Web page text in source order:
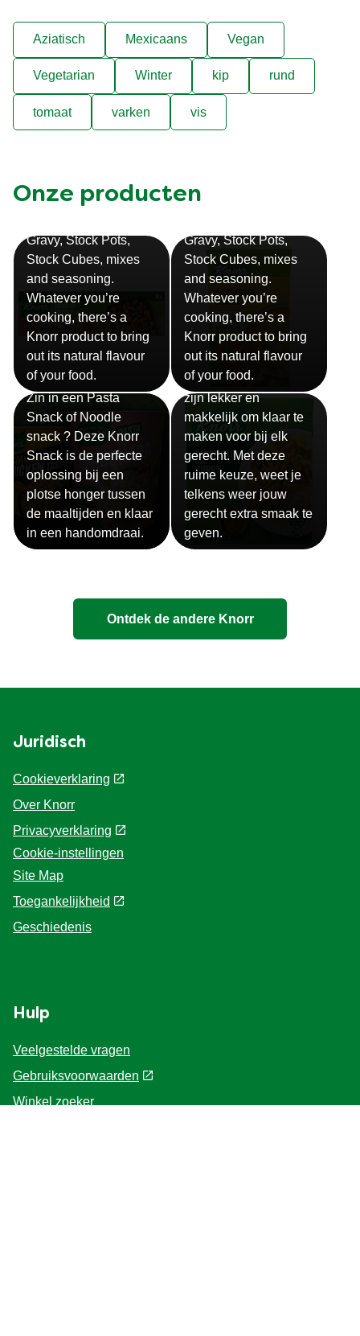
Aziatisch Mexicaans Vegan
Vegetarian Winter kip rund
tomaat varken vis
Onze producten
Gravy, Stock Pots,
Stock Cubes, mixes
and seasoning.
Whatever you’re
cooking, there’s a
Knorr product to bring
out its natural flavour
of your food.
Gravy, Stock Pots,
Stock Cubes, mixes
and seasoning.
Whatever you’re
cooking, there’s a
Knorr product to bring
out its natural flavour
of your food.
Snackpots
Zin in een Pasta
Snack of Noodle
snack ? Deze Knorr
Snack is de perfecte
oplossing bij een
plotse honger tussen
de maaltijden en klaar
in een handomdraai.
Sauzen
Onze Knorr sauzen
zijn lekker en
makkelijk om klaar te
maken voor bij elk
gerecht. Met deze
ruime keuze, weet je
telkens weer jouw
gerecht extra smaak te
geven.
Ontdek de andere Knorr
Juridisch
Cookieverklaring
Over Knorr
Privacyverklaring
Cookie-instellingen
Site Map
Toegankelijkheid
Geschiedenis
Hulp
Veelgestelde vragen
Gebruiksvoorwaarden
Winkel zoeker